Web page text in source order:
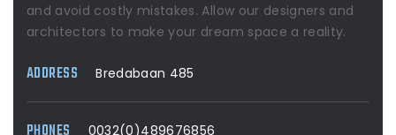
and avoid costly mistakes. Allow our designers and
architectors to make your dream space a reality.
ADDRESS Bredabaan 485
0032(0)489676856